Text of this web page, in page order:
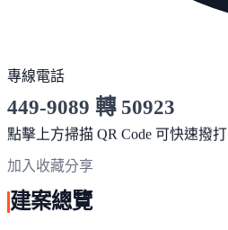
專線電話
449-9089 轉 50923
服務時間 10:00～19:00
點擊上方掃描 QR Code 可快速撥打
加入收藏分享
建案總覽